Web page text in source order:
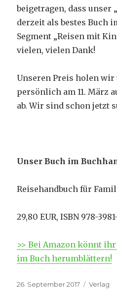
beigetragen, dass unser
derzeit als bestes Buch
Segment „Reisen mit
vielen, vielen Dank!
Unseren Preis holen wir
persönlich am 11. März
ab. Wir sind schon jetzt
Unser Buch im
Reisehandbuch für
29,80 EUR, ISBN 978-
>> Bei Amazon könnt
im Buch herumblättern!
Veröffentlicht
26. September 2017 Verlag